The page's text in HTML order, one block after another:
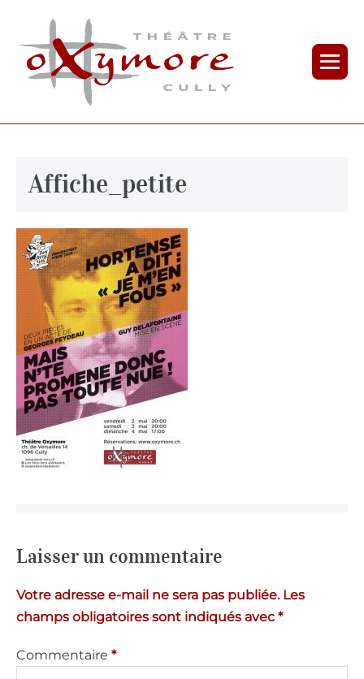
Affiche_petite
Laisser un commentaire
Votre adresse e-mail ne sera pas publiée. Les
champs obligatoires sont indiqués avec *
Commentaire *